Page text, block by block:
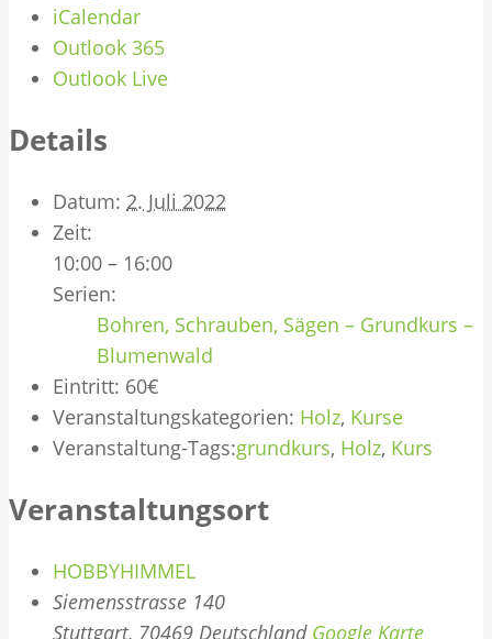
iCalendar
Outlook 365
Outlook Live
Details
Datum: 2. Juli 2022
Zeit:
10:00 – 16:00
Serien:
Bohren, Schrauben, Sägen – Grundkurs –
Blumenwald
Eintritt: 60€
Veranstaltungskategorien: Holz, Kurse
Veranstaltung-Tags:grundkurs, Holz, Kurs
Veranstaltungsort
HOBBYHIMMEL
Siemensstrasse 140
Stuttgart, 70469 Deutschland Google Karte